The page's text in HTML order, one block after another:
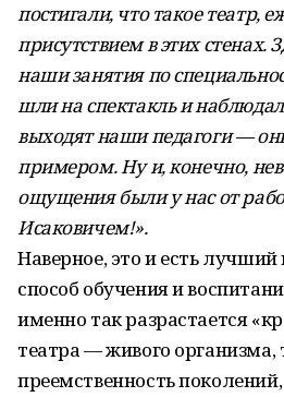
постигали, что такое театр,
присутствием в этих стенах.
наши занятия по
шли на спектакль и
выходят наши педагоги —
примером. Ну и, конечно,
ощущения были у нас от
Исаковичем!».
Наверное, это и есть
способ обучения и
именно так разрастается
театра — живого организма,
преемственность